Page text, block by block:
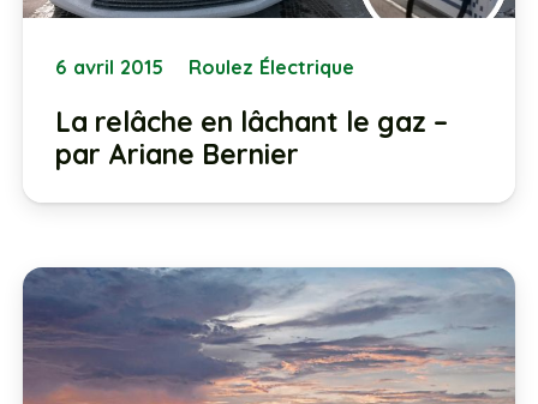
6 avril 2015 Roulez Électrique
La relâche en lâchant le gaz –
par Ariane Bernier